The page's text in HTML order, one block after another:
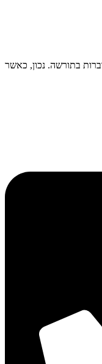
בתורשה. נכון, כאשר